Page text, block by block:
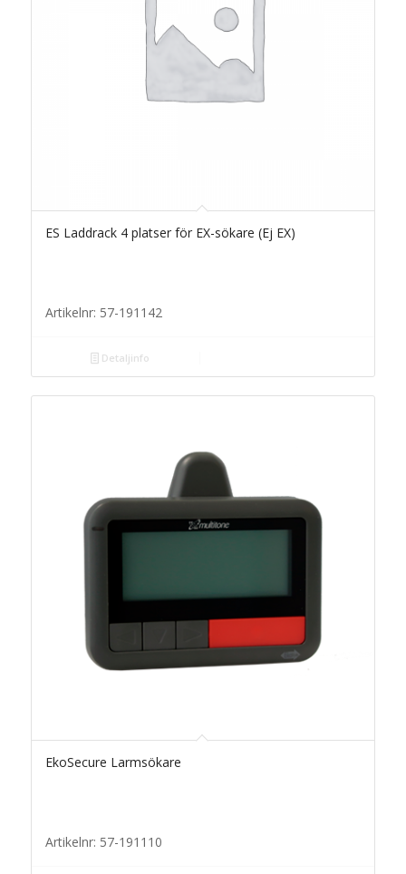
ES Laddrack 4 platser för EX-sökare (Ej EX)
Artikelnr: 57-191142
Detaljinfo
EkoSecure Larmsökare
Artikelnr: 57-191110